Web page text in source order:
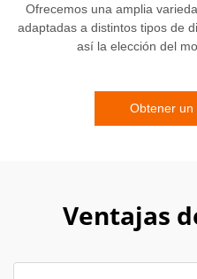
Ofrecemos una amplia
adaptadas a distintos tipos de
así la elección del
Obtener un
Ventajas